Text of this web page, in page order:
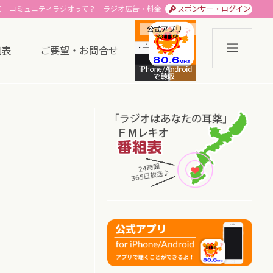
スポンサー・ログイン
ラジオ広告・料金
コミュニティラジオって？
ご要望・お問合せ